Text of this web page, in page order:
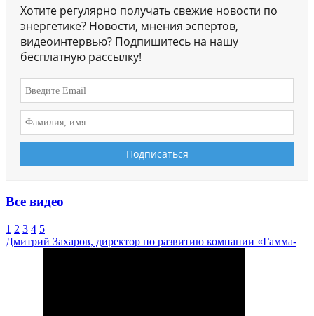
Хотите регулярно получать свежие новости по
энергетике? Новости, мнения эспертов,
видеоинтервью? Подпишитесь на нашу
бесплатную рассылку!
Все видео
1 2 3 4 5
Дмитрий Захаров, директор по развитию компании «Гамма-